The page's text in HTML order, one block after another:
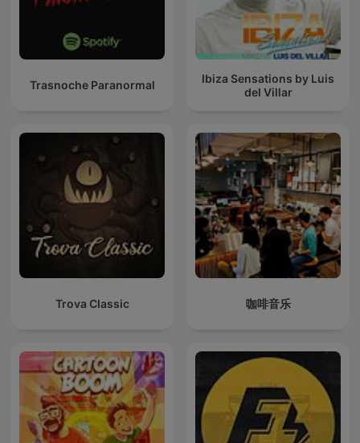
Trasnoche Paranormal
Ibiza Sensations by Luis
del Villar
Trova Classic 咖啡音乐